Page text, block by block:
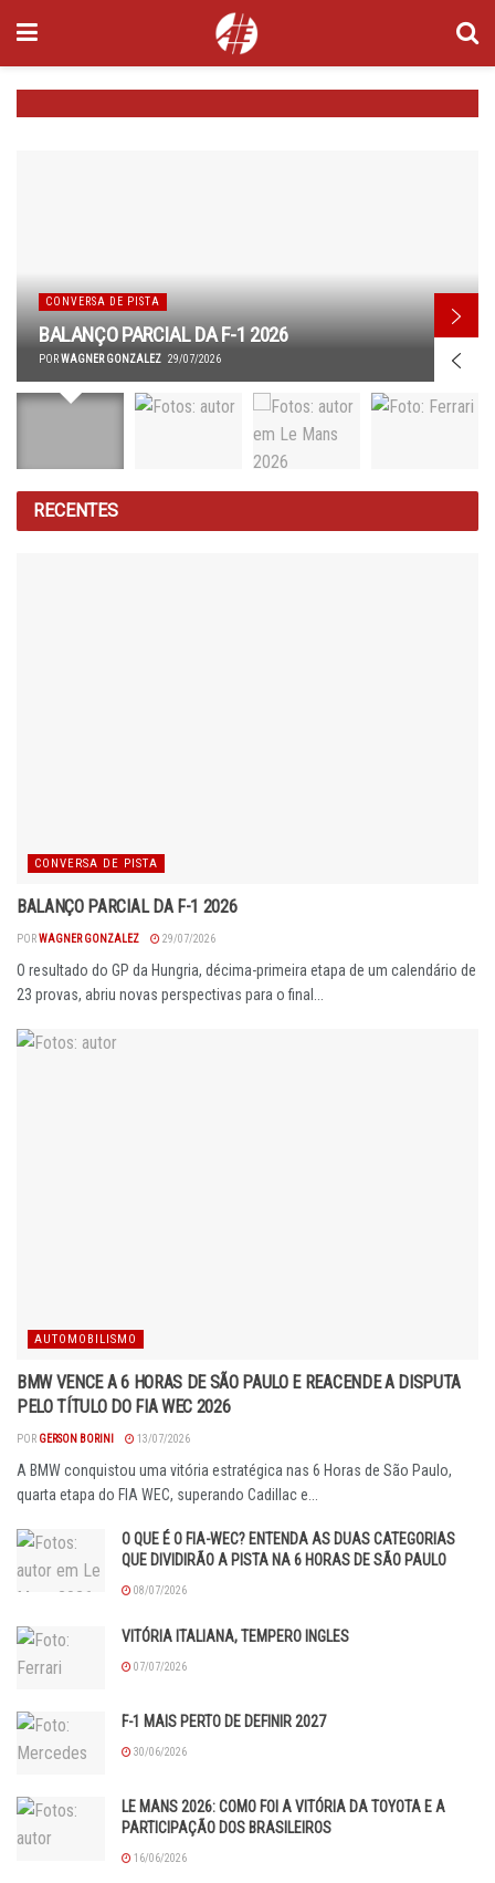
CONVERSA DE PISTA
BALANÇO PARCIAL DA F-1 2026
PORWAGNER GONZALEZ 29/07/2026
RECENTES
CONVERSA DE PISTA
BALANÇO PARCIAL DA F-1 2026
PORWAGNER GONZALEZ 29/07/2026
O resultado do GP da Hungria, décima-primeira etapa de um calendário de
23 provas, abriu novas perspectivas para o final...
AUTOMOBILISMO
BMW VENCE A 6 HORAS DE SÃO PAULO E REACENDE A DISPUTA
PELO TÍTULO DO FIA WEC 2026
POR GERSON BORINI 13/07/2026
A BMW conquistou uma vitória estratégica nas 6 Horas de São Paulo,
quarta etapa do FIA WEC, superando Cadillac e...
O QUE É O FIA-WEC? ENTENDA AS DUAS CATEGORIAS
QUE DIVIDIRÃO A PISTA NA 6 HORAS DE SÃO PAULO
08/07/2026
VITÓRIA ITALIANA, TEMPERO INGLES
07/07/2026
F-1 MAIS PERTO DE DEFINIR 2027
30/06/2026
LE MANS 2026: COMO FOI A VITÓRIA DA TOYOTA E A
PARTICIPAÇÃO DOS BRASILEIROS
16/06/2026